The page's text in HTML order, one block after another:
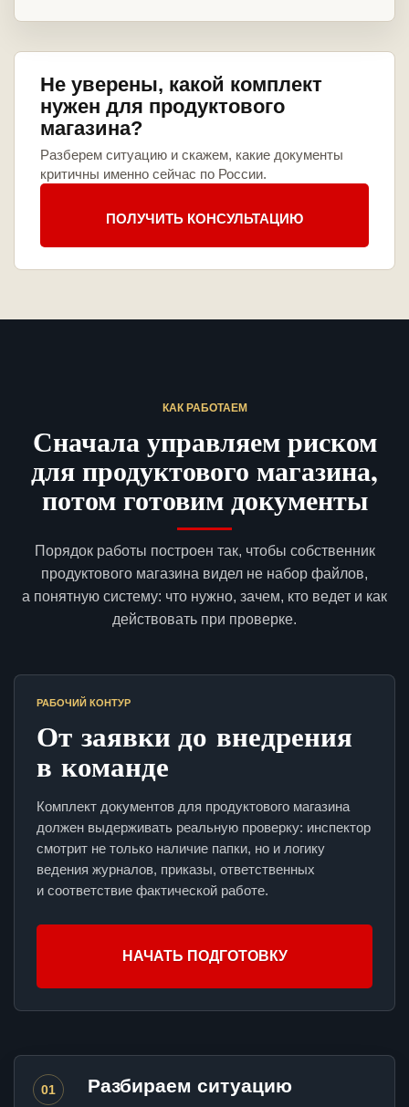
Не уверены, какой комплект
нужен для продуктового
магазина?
Разберем ситуацию и скажем, какие документы
критичны именно сейчас по России.
ПОЛУЧИТЬ КОНСУЛЬТАЦИЮ
КАК РАБОТАЕМ
Сначала управляем риском
для продуктового магазина,
потом готовим документы
Порядок работы построен так, чтобы собственник
продуктового магазина видел не набор файлов,
а понятную систему: что нужно, зачем, кто ведет и как
действовать при проверке.
РАБОЧИЙ КОНТУР
От заявки до внедрения
в команде
Комплект документов для продуктового магазина
должен выдерживать реальную проверку: инспектор
смотрит не только наличие папки, но и логику
ведения журналов, приказы, ответственных
и соответствие фактической работе.
НАЧАТЬ ПОДГОТОВКУ
01 Разбираем ситуацию